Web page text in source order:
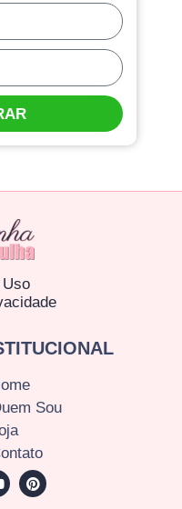
Sou